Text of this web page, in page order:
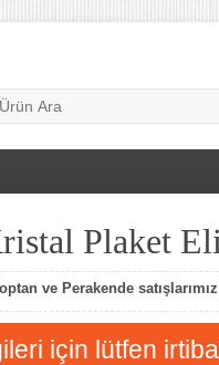
Plaket
ve Perakende
için lütfen